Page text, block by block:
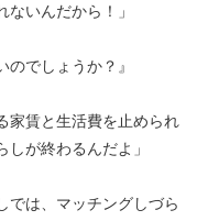
いんだから！」
のでしょうか？』
家賃と生活費を止められ
が終わるんだよ」
は、マッチングしづら